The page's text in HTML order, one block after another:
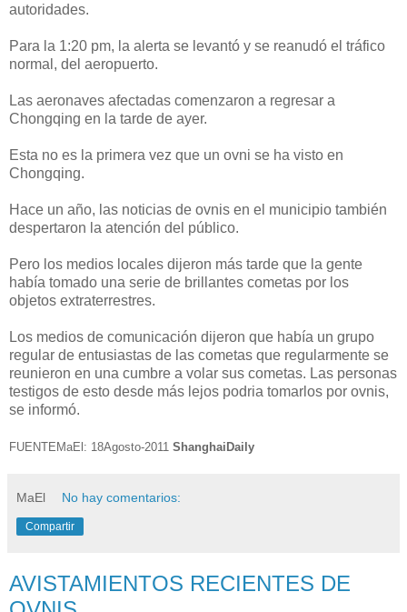
autoridades.
Para la 1:20 pm, la alerta se levantó y se reanudó el tráfico
normal, del aeropuerto.
Las aeronaves afectadas comenzaron a regresar a
Chongqing en la tarde de ayer.
Esta no es la primera vez que un ovni se ha visto en
Chongqing.
Hace un año, las noticias de ovnis en el municipio también
despertaron la atención del público.
Pero los medios locales dijeron más tarde que la gente
había tomado una serie de brillantes cometas por los
objetos extraterrestres.
Los medios de comunicación dijeron que había un grupo
regular de entusiastas de las cometas que regularmente se
reunieron en una cumbre a volar sus cometas. Las personas
testigos de esto desde más lejos podria tomarlos por ovnis,
se informó.
FUENTEMaEl: 18Agosto-2011 ShanghaiDaily
MaEl No hay comentarios:
Compartir
AVISTAMIENTOS RECIENTES DE